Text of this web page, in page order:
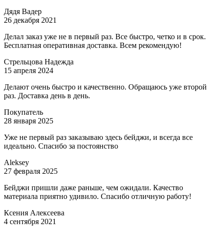
Дядя Вадер
26 декабря 2021
Делал заказ уже не в первый раз. Все быстро, четко и в срок.
Бесплатная оперативная доставка. Всем рекомендую!
Стрельцова Надежда
15 апреля 2024
Делают очень быстро и качественно. Обращаюсь уже второй
раз. Доставка день в день.
Покупатель
28 января 2025
Уже не первый раз заказываю здесь бейджи, и всегда все
идеально. Спасибо за постоянство
Aleksey
27 февраля 2025
Бейджи пришли даже раньше, чем ожидали. Качество
материала приятно удивило. Спасибо отличную работу!
Ксения Алексеева
4 сентября 2021